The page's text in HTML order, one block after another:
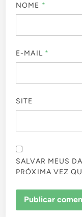
NOME *
E-MAIL *
SITE
SALVAR MEUS
PRÓXIMA VEZ